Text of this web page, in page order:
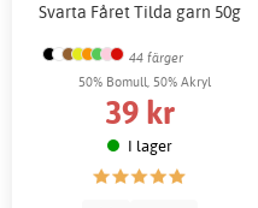
Svarta Fåret Tilda garn 50g
44 färger
50% Bomull, 50% Akryl
39 kr
I lager